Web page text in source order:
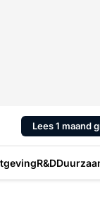
Lees 1 maand
R&D